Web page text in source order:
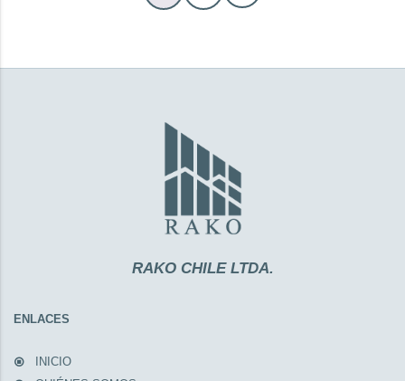
RAKO CHILE LTDA.
ENLACES
INICIO